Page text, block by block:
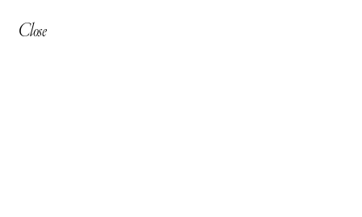
Close